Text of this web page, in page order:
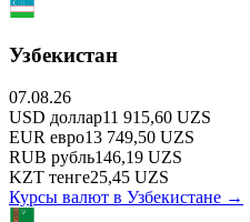
Узбекистан
07.08.26
USD доллар11 915,60 UZS
EUR евро13 749,50 UZS
RUB рубль146,19 UZS
KZT тенге25,45 UZS
Курсы валют в Узбекистане →